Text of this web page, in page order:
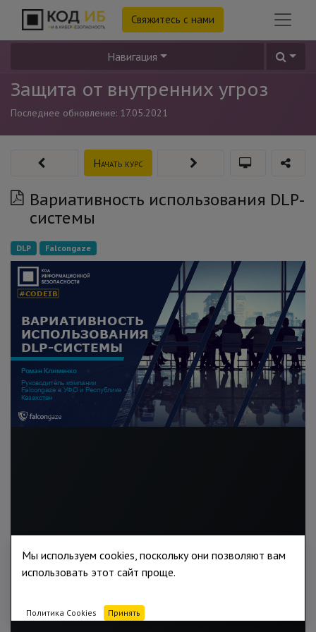
Свяжитесь с нами
Навигация
Защита от внутренних угроз
Последнее обновление: 17.05.2021
Вариативность использования DLP-
системы
Начать курс
DLP Falcongaze
Мы используем cookies, поскольку они позволяют вам
использовать этот сайт проще.
Политика Cookies Принять